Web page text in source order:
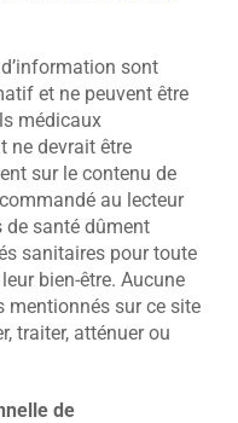
sont
et ne peuvent être
médicaux
ne devrait être
sur le contenu de
au lecteur
de santé dûment
sanitaires pour toute
bien-être. Aucune
sur ce site
traiter, atténuer ou
de